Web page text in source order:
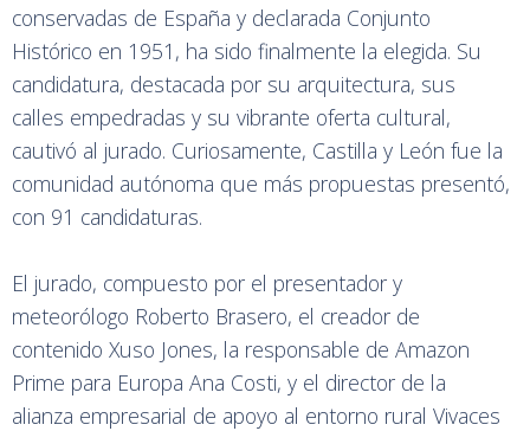
conservadas de España y declarada Conjunto
Histórico en 1951, ha sido finalmente la elegida. Su
candidatura, destacada por su arquitectura, sus
calles empedradas y su vibrante oferta cultural,
cautivó al jurado. Curiosamente, Castilla y León fue la
comunidad autónoma que más propuestas presentó,
con 91 candidaturas.
El jurado, compuesto por el presentador y
meteorólogo Roberto Brasero, el creador de
contenido Xuso Jones, la responsable de Amazon
Prime para Europa Ana Costi, y el director de la
alianza empresarial de apoyo al entorno rural Vivaces